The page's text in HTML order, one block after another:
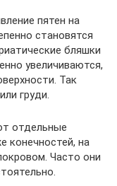
пятен на
становятся
бляшки
увеличиваются,
Так
груди.
отдельные
конечностей, на
Часто они